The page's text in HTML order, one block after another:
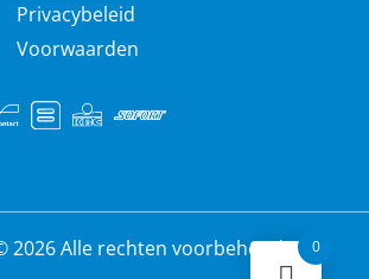
Privacybeleid
Voorwaarden
2026 Alle rechten voorbehouden 0